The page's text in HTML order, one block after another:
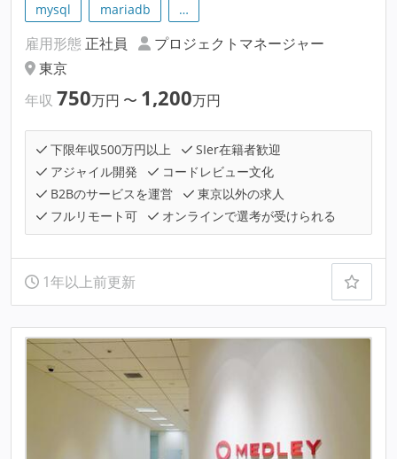
mysql
mariadb …
雇用形態 正社員
プロジェクトマネージャー
東京
年収 750万円 〜 1,200万円
下限年収500万円以上
SIer在籍者歓迎
アジャイル開発
コードレビュー文化
B2Bのサービスを運営
東京以外の求人
フルリモート可
オンラインで選考が受けられる
1年以上前更新